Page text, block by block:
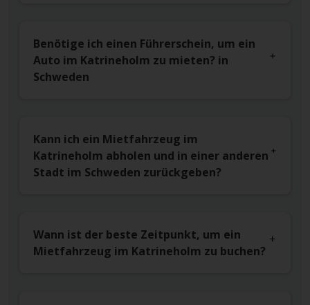
Benötige ich einen Führerschein, um ein
Auto im Katrineholm zu mieten? in
Schweden
Kann ich ein Mietfahrzeug im
Katrineholm abholen und in einer anderen
Stadt im Schweden zurückgeben?
Wann ist der beste Zeitpunkt, um ein
Mietfahrzeug im Katrineholm zu buchen?